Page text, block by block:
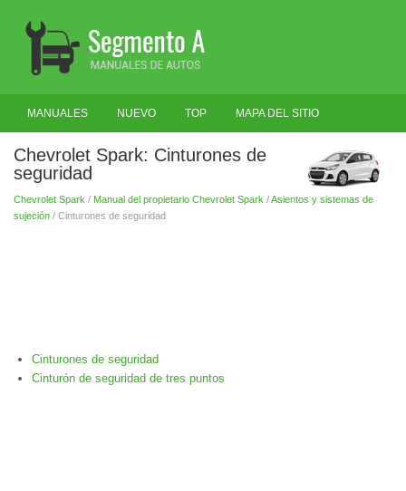
MANUALES NUEVO TOP MAPA DEL SITIO
BUSCAR
Chevrolet Spark: Cinturones de
seguridad
Chevrolet Spark / Manual del propietario Chevrolet Spark /Asientos y sistemas de
sujeción / Cinturones de seguridad
Cinturones de seguridad
Cinturón de seguridad de tres puntos